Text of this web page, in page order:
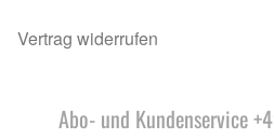
Vertrag widerrufen
Abo- und Kundenservice